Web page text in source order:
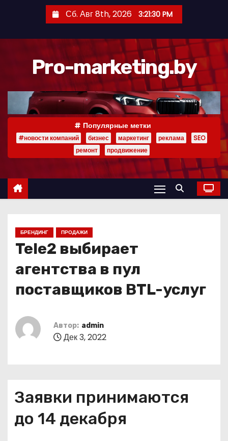
р
Сб. Авг 8th, 2026 3:21:31 PM
Pro-marketing.by
Популярные метки
#новости компаний бизнес маркетинг реклама
SEO
ремонт
продвижение
БРЕНДИНГ ПРОДАЖИ
Tele2 выбирает
агентства в пул
поставщиков BTL-услуг
Автор: admin
Дек 3, 2022
Заявки принимаются
до 14 декабря